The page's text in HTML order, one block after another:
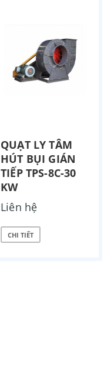
QUẠT LY TÂM
HÚT BỤI GIÁN
TIẾP TPS-8C-30
KW
Liên hệ
CHI TIẾT